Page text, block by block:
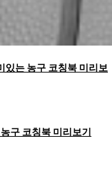
는 농구 코칭북 미리보
구 코칭북 미리보기